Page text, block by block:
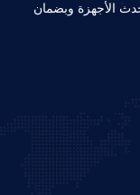
الأجهزة وبضمان